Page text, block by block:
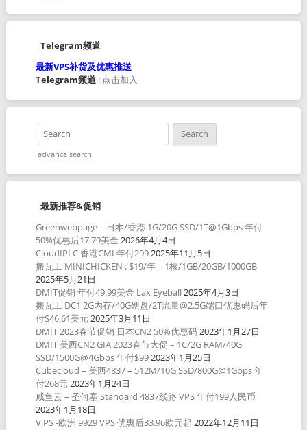
Telegram频道
最新VPS补货及优惠推送
Telegram频道: 点击加入
advance search
最新推荐&促销
Greenwebpage – 日本/香港 1G/20G SSD/1T@1Gbps 年付
50%优惠后17.79美金 2026年4月4日
CloudIPLC 香港CMI 年付2992025年11月5日
搬瓦工 MINICHICKEN : $19/年 – 1核/1GB/20GB/1000GB
2025年5月21日
DMIT促销 年付49.99美金 Lax Eyeball 2025年4月3日
搬瓦工 DC1 2G内存/40G硬盘/2T流量@2.5G端口优惠码后年
付$46.61美元2025年3月11日
DMIT 2023春节促销 日本CN2 50%优惠码2023年1月27日
DMIT 美西CN2 GIA 2023春节大促 – 1C/2G RAM/40G
SSD/1500G@4Gbps 年付$992023年1月25日
Cubecloud – 美西4837 – 512M/10G SSD/800G@1Gbps 年
付268元2023年1月24日
咸鱼云 – 圣何塞 Standard 4837线路 VPS 年付199人民币
2023年1月18日
V.PS -欧洲 9929 VPS 优惠后33.96欧元起 2022年12月11日